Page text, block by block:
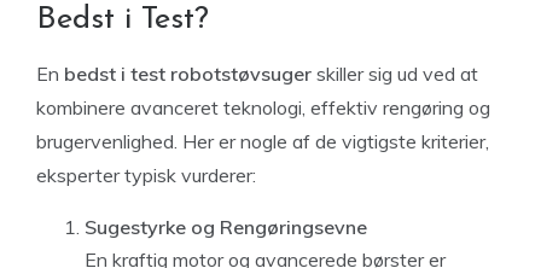
Bedst i Test?
En bedst i test robotstøvsuger skiller sig ud ved at
kombinere avanceret teknologi, effektiv rengøring og
brugervenlighed. Her er nogle af de vigtigste kriterier,
eksperter typisk vurderer:
Sugestyrke og Rengøringsevne
En kraftig motor og avancerede børster er